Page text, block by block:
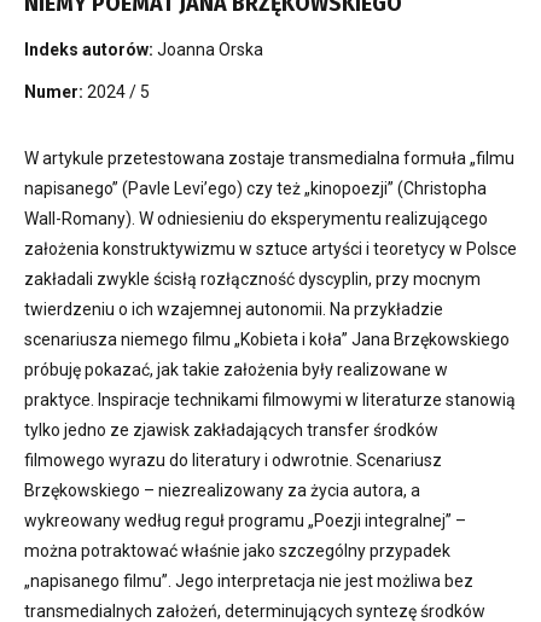
Indeks autorów: Joanna Orska
Numer: 2024 / 5
W artykule przetestowana zostaje transmedialna formuła „filmu
napisanego” (Pavle Levi’ego) czy też „kinopoezji” (Christopha
Wall-Romany). W odniesieniu do eksperymentu realizującego
założenia konstruktywizmu w sztuce artyści i teoretycy w Polsce
zakładali zwykle ścisłą rozłączność dyscyplin, przy mocnym
twierdzeniu o ich wzajemnej autonomii. Na przykładzie
scenariusza niemego filmu „Kobieta i koła” Jana Brzękowskiego
próbuję pokazać, jak takie założenia były realizowane w
praktyce. Inspiracje technikami filmowymi w literaturze stanowią
tylko jedno ze zjawisk zakładających transfer środków
filmowego wyrazu do literatury i odwrotnie. Scenariusz
Brzękowskiego – niezrealizowany za życia autora, a
wykreowany według reguł programu „Poezji integralnej” –
można potraktować właśnie jako szczególny przypadek
„napisanego filmu”. Jego interpretacja nie jest możliwa bez
transmedialnych założeń, determinujących syntezę środków